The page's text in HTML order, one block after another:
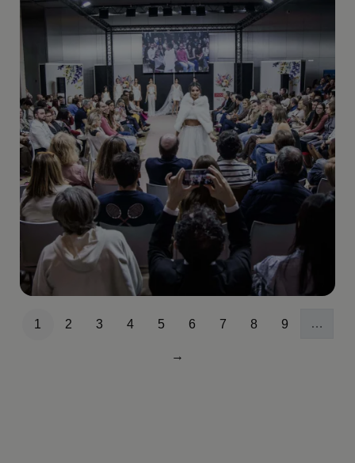
Página
1
Página
2
Página
3
Página
4
Página
5
Página
6
Página
7
Página
8
Página
9 …
Siguiente página
→